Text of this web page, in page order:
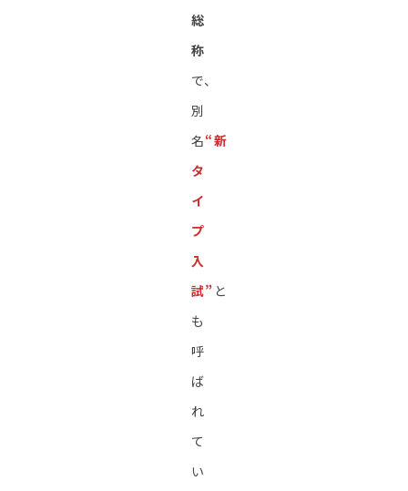
総
称
で、
別
名“新
タ
イ
プ
入
試” と
も
呼
ば
れ
て
い